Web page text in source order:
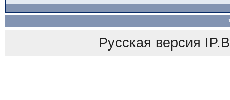
Русская версия